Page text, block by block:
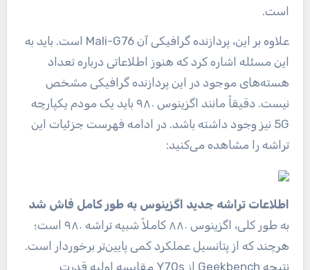
است.
علاوه بر این، پردازنده گرافیکی آن Mali-G76 است. باید به
این مسئله اشاره کرد که هنوز اطلاعاتی درباره تعداد
هسته‌های موجود در این پردازنده گرافیکی مشخص
نیست. دقیقاً مانند اگزینوس ۹۸۰ باید یک مودم یکپارچه
5G نیز وجود داشته باشد. در ادامه فهرست جزئیات این
تراشه را مشاهده می‌کنید:
اطلاعات تراشه جدید اگزینوس به طور کامل فاش شد
به طور کلی، اگزینوس ۸۸۰ کاملاً شبیه تراشه ۹۸۰ است؛
هرچند که از پتانسیل عملکرد کمی پایین‌تر برخوردار است.
نتیجه Geekbench از Y70s مقایسه اولیه قدرت